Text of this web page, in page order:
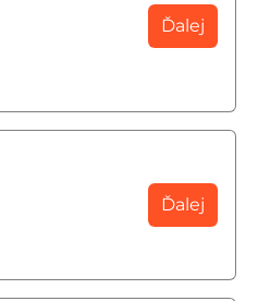
Ďalej
Ďalej